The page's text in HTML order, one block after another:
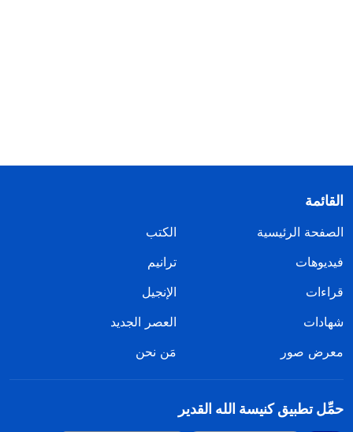
القائمة
الصفحة الرئيسية
الكتب
فيديوهات
ترانيم
قراءات
الإنجيل
شهادات
العصر الجديد
معرض صور
مَن نحن
حمِّل تطبيق كنيسة الله القدير